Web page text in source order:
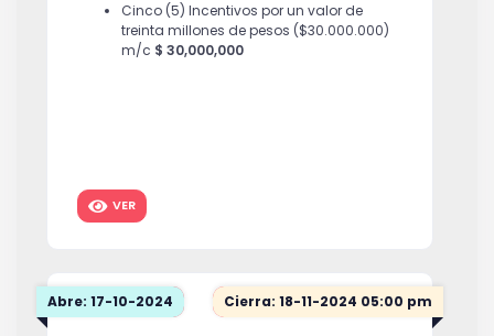
Cinco (5) Incentivos por un valor de
treinta millones de pesos ($30.000.000)
m/c $ 30,000,000
VER
Abre: 17-10-2024 Cierra: 18-11-2024 05:00 pm